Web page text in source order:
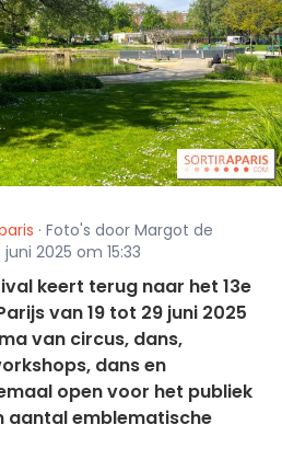
· Foto's door Margot de
2025 om 15:33
keert terug naar het 13e
van 19 tot 29 juni 2025
van circus, dans,
dans en
open voor het publiek
aantal emblematische